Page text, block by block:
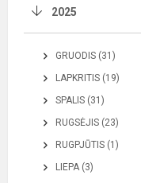
2025
GRUODIS (31)
LAPKRITIS (19)
SPALIS (31)
RUGSĖJIS (23)
RUGPJŪTIS (1)
LIEPA (3)